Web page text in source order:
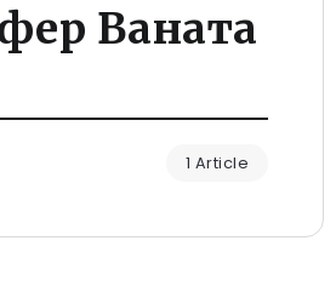
Ваната
1 Article